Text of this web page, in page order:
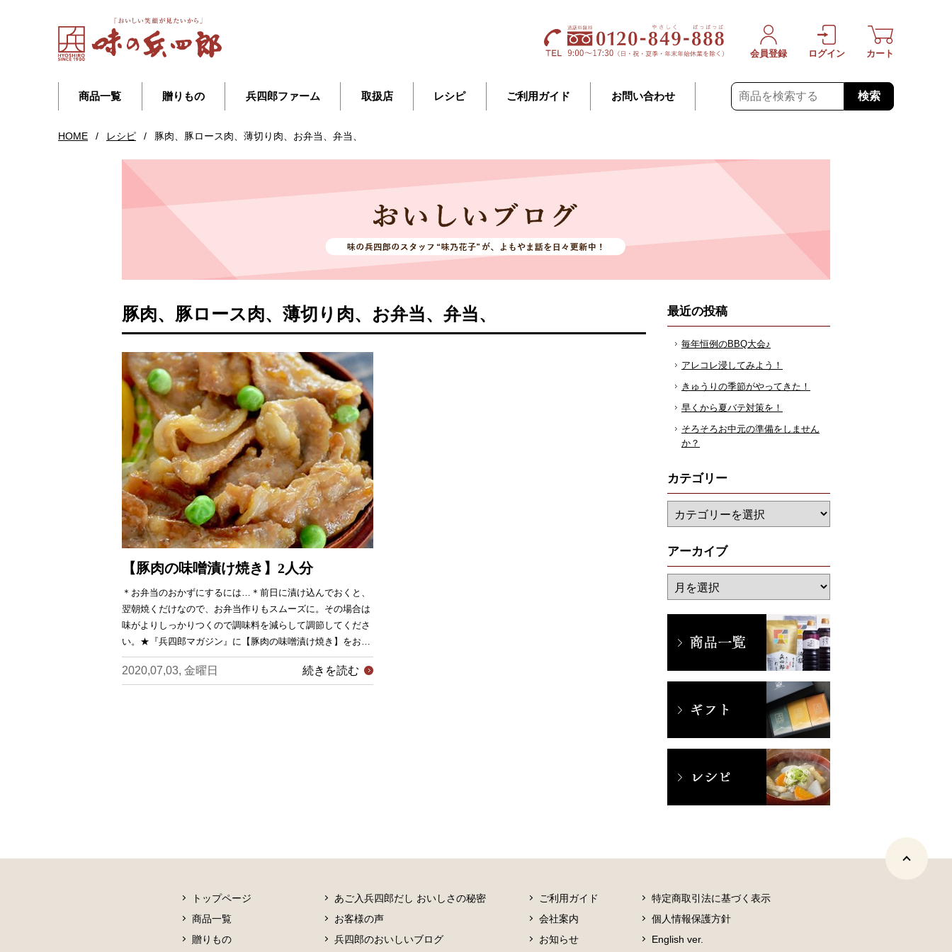
商品一覧 贈りもの 兵四郎ファーム 取扱店 レシピ ご利用ガイド お問い合わせ 検索
会員登録 ログイン カート
HOME / レシピ / 豚肉、豚ロース肉、薄切り肉、お弁当、弁当、
豚肉、豚ロース肉、薄切り肉、お弁当、弁当、
【豚肉の味噌漬け焼き】2人分
＊お弁当のおかずにするには…＊前日に漬け込んでおくと、
翌朝焼くだけなので、お弁当作りもスムーズに。その場合は
味がよりしっかりつくので調味料を減らして調節してくださ
い。★『兵四郎マガジン』に【豚肉の味噌漬け焼き】をお…
2020,07,03, 金曜日 続きを読む
最近の投稿
毎年恒例のBBQ大会♪
アレコレ浸してみよう！
きゅうりの季節がやってきた！
早くから夏バテ対策を！
そろそろお中元の準備をしません
か？
カテゴリー
アーカイブ
トップページ
商品一覧
贈りもの
あご入兵四郎だし おいしさの秘密
お客様の声
兵四郎のおいしいブログ
ご利用ガイド
会社案内
お知らせ
特定商取引法に基づく表示
個人情報保護方針
English ver.